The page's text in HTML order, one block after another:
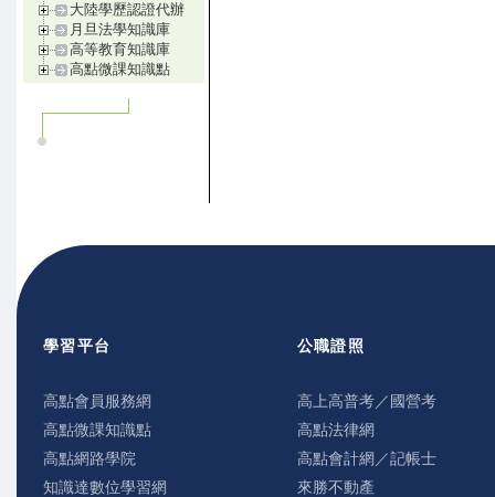
大陸學歷認證代辦
月旦法學知識庫
高等教育知識庫
高點微課知識點
學習平台
高點會員服務網
高點微課知識點
高點網路學院
知識達數位學習網
公職證照
高上高普考／國營考
高點法律網
高點會計網／記帳士
來勝不動產